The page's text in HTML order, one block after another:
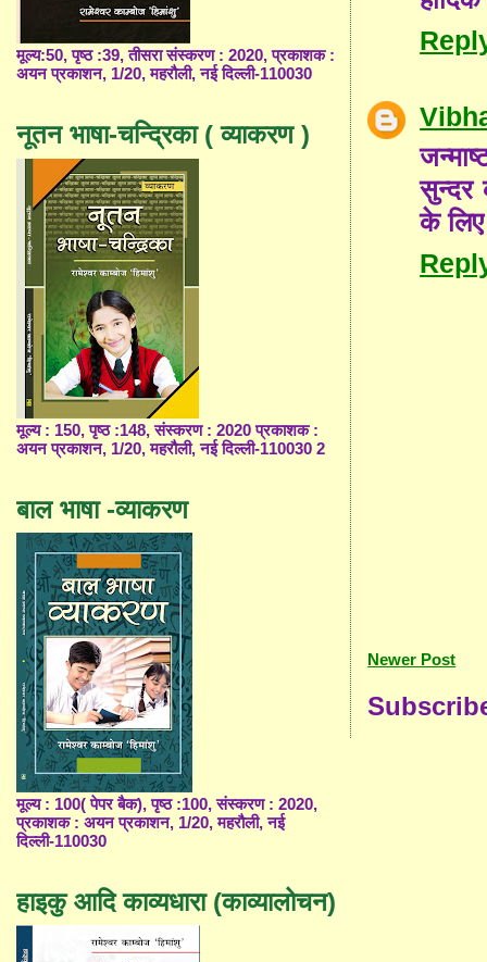
सुन्दर
के लिए
Newer Post
मूल्य:50, पृष्ठ :39, तीसरा संस्करण : 2020, प्रकाशक :
अयन प्रकाशन, 1/20, महरौली, नई दिल्ली-110030
नूतन भाषा-चन्द्रिका ( व्याकरण )
मूल्य : 150, पृष्ठ :148, संस्करण : 2020 प्रकाशक :
अयन प्रकाशन, 1/20, महरौली, नई दिल्ली-110030 2
बाल भाषा -व्याकरण
मूल्य : 100( पेपर बैक), पृष्ठ :100, संस्करण : 2020,
प्रकाशक : अयन प्रकाशन, 1/20, महरौली, नई
दिल्ली-110030
हाइकु आदि काव्यधारा (काव्यालोचन)